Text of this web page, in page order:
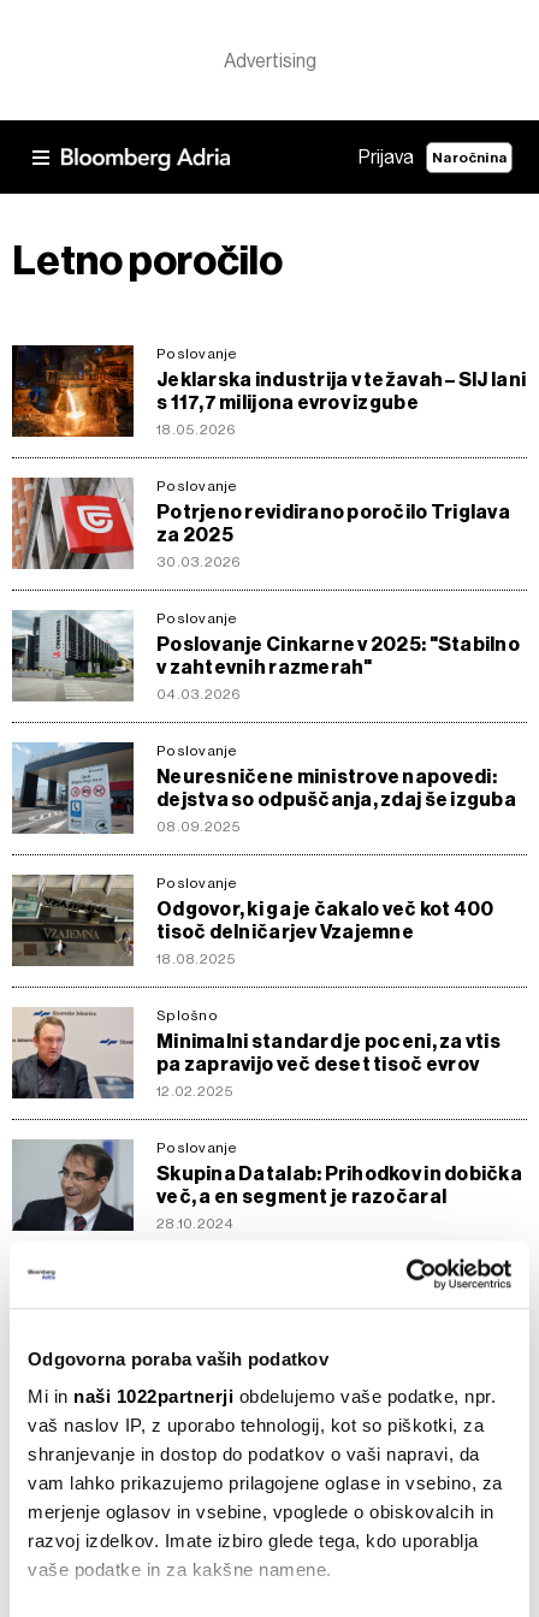
Odgovorna poraba vaših podatkov
Mi in naši 1022partnerji obdelujemo vaše podatke, npr.
vaš naslov IP, z uporabo tehnologij, kot so piškotki, za
shranjevanje in dostop do podatkov o vaši napravi, da
vam lahko prikazujemo prilagojene oglase in vsebino, za
merjenje oglasov in vsebine, vpoglede o obiskovalcih in
razvoj izdelkov. Imate izbiro glede tega, kdo uporablja
vaše podatke in za kakšne namene.
Prijava Naročnina
Letno poročilo
Poslovanje
Jeklarska industrija v težavah – SIJ lani
s 117,7 milijona evrov izgube
18.05.2026
Poslovanje
Potrjeno revidirano poročilo Triglava
za 2025
30.03.2026
Poslovanje
Poslovanje Cinkarne v 2025: "Stabilno
v zahtevnih razmerah"
04.03.2026
Poslovanje
Neuresničene ministrove napovedi:
dejstva so odpuščanja, zdaj še izguba
08.09.2025
Poslovanje
Odgovor, ki ga je čakalo več kot 400
tisoč delničarjev Vzajemne
18.08.2025
Splošno
Minimalni standard je poceni, za vtis
pa zapravijo več deset tisoč evrov
12.02.2025
Poslovanje
Skupina Datalab: Prihodkov in dobička
več, a en segment je razočaral
28.10.2024
Krka lani s 50 milijonov nižjim čistim
14.03.2024
Rekordni dobički skupine Allianz
27.02.2024
Denar
Revolut v lanskem letu z rekordnimi